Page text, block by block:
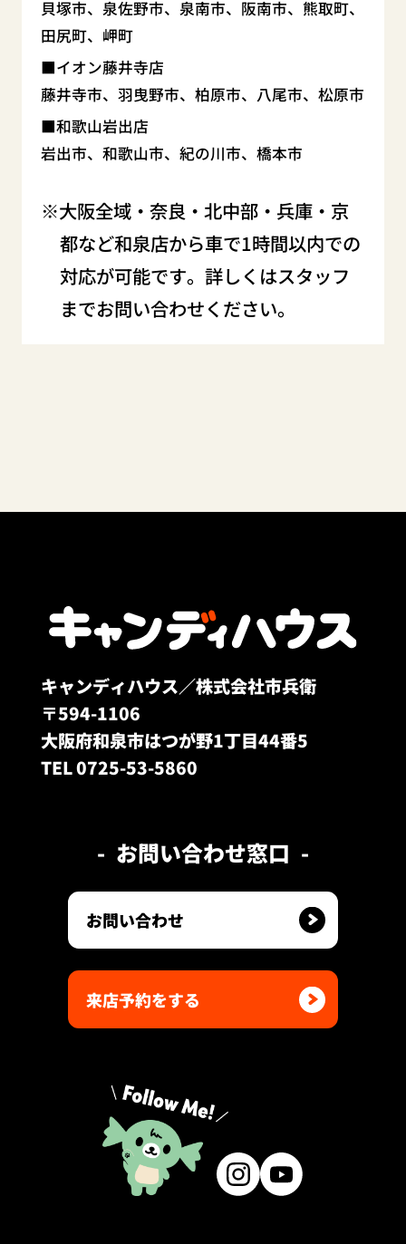
貝塚市、泉佐野市、泉南市、阪南市、熊取町、
田尻町、岬町
イオン藤井寺店
藤井寺市、羽曳野市、柏原市、八尾市、松原市
和歌山岩出店
岩出市、和歌山市、紀の川市、橋本市
大阪全域・奈良・北中部・兵庫・京
都など和泉店から車で1時間以内での
対応が可能です。詳しくはスタッフ
までお問い合わせください。
キャンディハウス／株式会社市兵衛
〒594-1106
大阪府和泉市はつが野1丁目44番5
TEL 0725-53-5860
お問い合わせ窓口
お問い合わせ
来店予約をする